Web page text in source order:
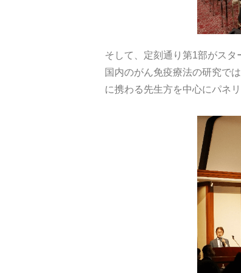
そして、定刻通り第1部がスタ
国内のがん免疫療法の研究で
に携わる先生方を中心にパネ